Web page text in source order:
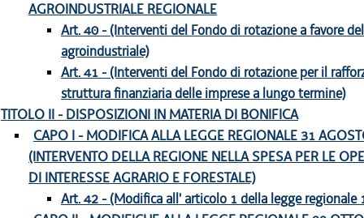
AGROINDUSTRIALE REGIONALE
Art. 40 - (Interventi del Fondo di rotazione a favore
agroindustriale)
Art. 41 - (Interventi del Fondo di rotazione per il
struttura finanziaria delle imprese a lungo termine)
TITOLO II - DISPOSIZIONI IN MATERIA DI BONIFICA
CAPO I - MODIFICA ALLA LEGGE REGIONALE 31
(INTERVENTO DELLA REGIONE NELLA SPESA PER LE
DI INTERESSE AGRARIO E FORESTALE)
Art. 42 - (Modifica all' articolo 1 della legge regionale